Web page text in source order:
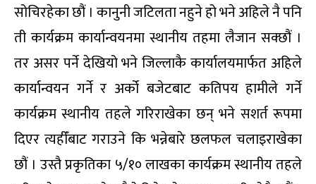
सोचिरहेका छौं । कानुनी जटिलता नहुने हो भने अहिले नै पनि
ती कार्यक्रम कार्यान्वयनमा स्थानीय तहमा लैजान सक्छौं ।
तर असर पर्ने देखियो भने जिल्लाकै कार्यालयमार्फत अहिले
कार्यान्वयन गर्ने र अर्को बजेटबाट कतिपय हामीले गर्ने
कार्यक्रम स्थानीय तहले गरिराखेका छन् भने सशर्त रूपमा
दिएर त्यहीँबाट गराउने कि भन्नेबारे छलफल चलाइराखेका
छौं । उस्तै प्रकृतिका ५/१० लाखका कार्यक्रम स्थानीय तहले